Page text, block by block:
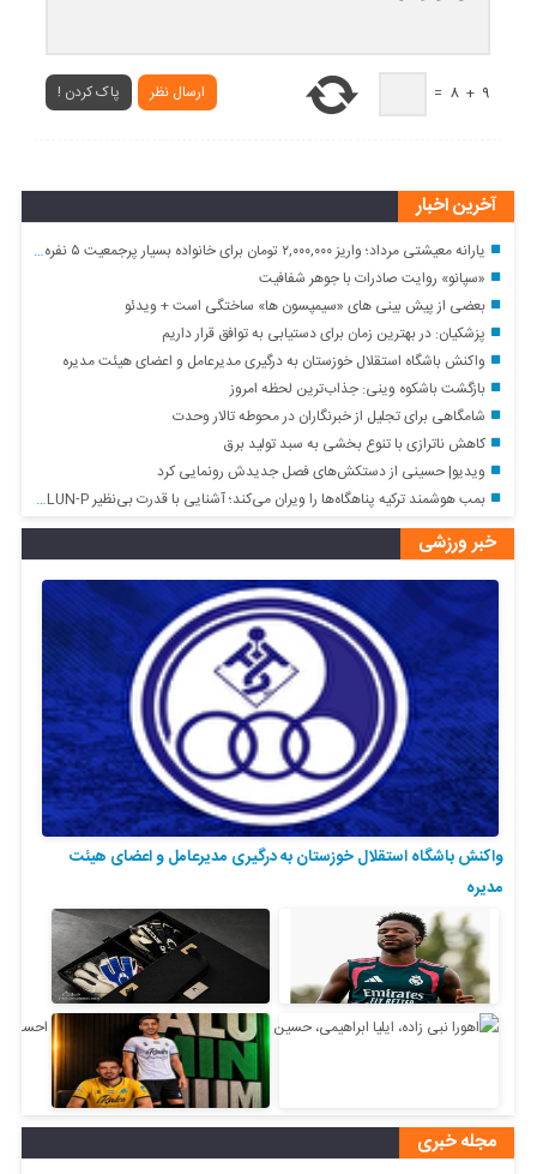
ارسال نظر پاک کردن ! 9
+
8
=
آخرین اخبار
یارانه معیشتی مرداد؛ واریز ۲,۰۰۰,۰۰۰ تومان برای خانواده بسیار پرجمعیت ۵ نفره دهک ۱
«سپانو» روایت صادرات با جوهر شفافیت
بعضی از پیش بینی های «سیمپسون ها» ساختگی است + ویدئو
پزشکیان: در بهترین زمان برای دستیابی به توافق قرار داریم
واکنش باشگاه استقلال خوزستان به درگیری مدیرعامل و اعضای هیئت مدیره
بازگشت باشکوه وینی: جذاب‌ترین لحظه امروز
شامگاهی برای تجلیل از خبرنگاران در محوطه تالار وحدت
کاهش ناترازی با تنوع بخشی به سبد تولید برق
ویدیو| حسینی از دستکش‌های فصل جدیدش رونمایی کرد
بمب هوشمند ترکیه پناهگاه‌ها را ویران می‌کند؛ آشنایی با قدرت بی‌نظیر TOLUN-P
خبر ورزشی
واکنش باشگاه استقلال خوزستان به درگیری مدیرعامل و اعضای هیئت
مدیره
مجله خبری